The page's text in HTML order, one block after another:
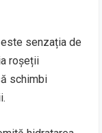
senzația de
roșeții
schimbi